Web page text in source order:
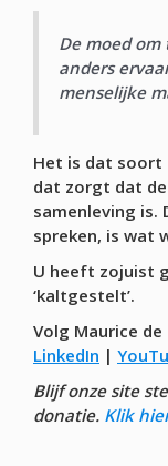
De moed
anders
menselijke
Het is dat soort
dat zorgt dat
samenleving is.
spreken, is wat
U heeft zojuist
‘kaltgestelt’.
Volg Maurice de
LinkedIn |
Blijf onze site
donatie. Klik